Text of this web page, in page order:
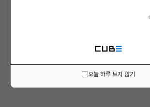
오늘 하루 보지 않기